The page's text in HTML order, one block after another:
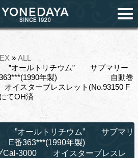
» ALL
オールトリチウム” サブマリー
363***(1990年製) 自動巻
イスターブレスレット(No.93150 F
てOH済
”オールトリチウム” サブマリ
E番363***(1990年製)
Cal-3000 オイスターブレスレ